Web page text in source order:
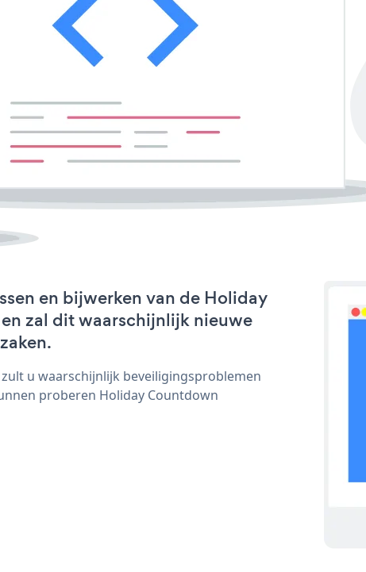
en bijwerken van de Holiday
zal dit waarschijnlijk nieuwe
u waarschijnlijk beveiligingsproblemen
proberen Holiday Countdown